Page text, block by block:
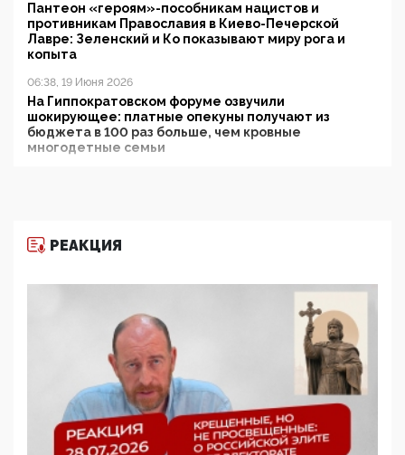
Пантеон «героям»-пособникам нацистов и
противникам Православия в Киево-Печерской
Лавре: Зеленский и Ко показывают миру рога и
копыта
06:38, 19 Июня 2026
На Гиппократовском форуме озвучили
шокирующее: платные опекуны получают из
бюджета в 100 раз больше, чем кровные
многодетные семьи
11:53, 09 Июня 2026
деятельность ИИТО ЮНЕСКО в России, но
цифроглобалисты продолжают определять
повестку в образовании
09:43, 01 Июня 2026
5G за счет здоровья граждан: Минцифры намерено
отобрать у регионов и муниципалитетов право
защищать жилые дома и социальные объекты от
05:58, 26 Мая 2026
РЕАКЦИЯ